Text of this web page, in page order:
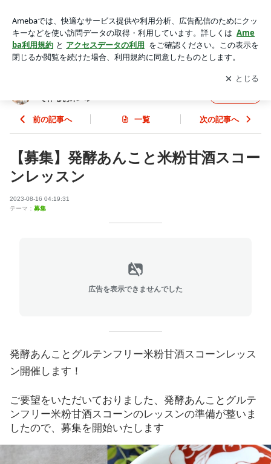
究家(発酵)山本知美 おうちのお米で作るお米パン
アプリをダウンロードして ブログの更新通知
を受け取りまし
ょう。
開く
で作るお米パン
前の記事へ 一覧 次の記事へ
【募集】発酵あんこと米粉甘酒スコー
ンレッスン
2023-08-16 04:19:31
テーマ： 募集
広告を表示できませんでした
発酵あんことグルテンフリー米粉甘酒スコーンレッス
ン開催します！
ご要望をいただいておりました、発酵あんことグルテ
ンフリー米粉甘酒スコーンのレッスンの準備が整いま
したので、募集を開始いたします